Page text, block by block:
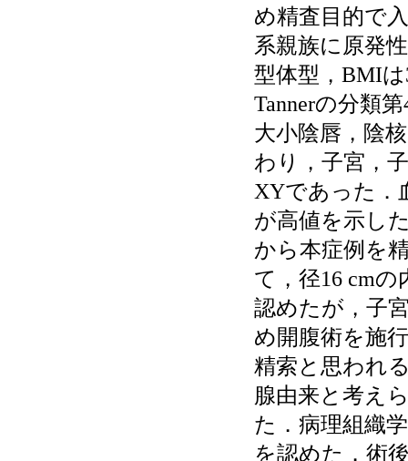
め精査目的で
系親族に原発
型体型，BMI
Tannerの分類
大小陰唇，陰
わり，子宮，
XYであった．
が高値を示し
から本症例を
て，径16 cm
認めたが，子
め開腹術を施
精索と思われ
腺由来と考え
た．病理組織
を認めた．術